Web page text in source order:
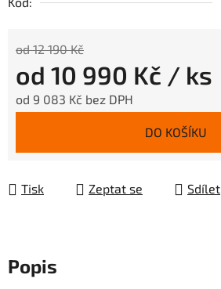
od 12 190 Kč
od 10 990 Kč / ks
od 9 083 Kč bez DPH
DO KOŠÍKU
Tisk Zeptat se Sdílet
Popis